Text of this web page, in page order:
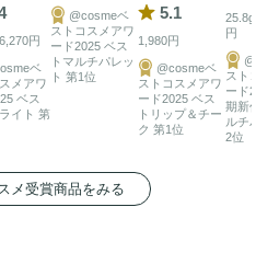
円
ベ
メアワ
ベス
イト 第
@cosmeベ
ストコスメアワ
ード2025 ベス
トマルチパレッ
ト 第1位
5.1
1,980円
@cosmeベ
ストコスメアワ
ード2025 ベス
トリップ＆チー
ク 第1位
円
スト
ード
期新
ルチ
2位
メ受賞商品をみる